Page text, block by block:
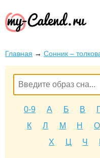
Главная → Сонник –
0-9 А Б В
К
Л М Н О
Х
Ц Ч